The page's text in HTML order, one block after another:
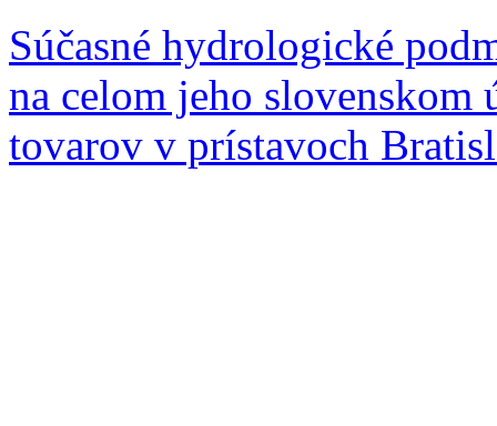
Súčasné hydrologické
na celom jeho
tovarov v prístavoch